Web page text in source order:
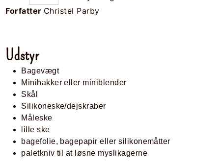
Forfatter Christel Parby
Udstyr
Bagevægt
Minihakker eller miniblender
Skål
Silikoneske/dejskraber
Måleske
lille ske
bagefolie, bagepapir eller silikonemåtter
paletkniv til at løsne myslikagerne